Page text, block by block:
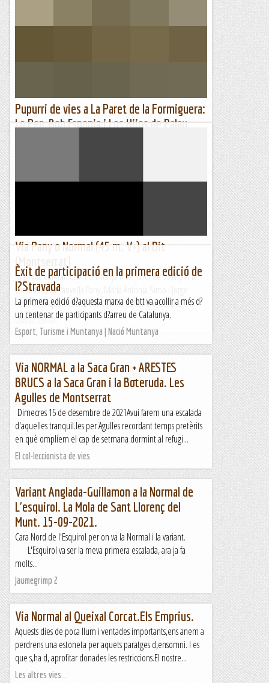
amb un doble objectiu: gaudir de la muntanya solitària en
Pupurri de vies a La Paret de la Formiguera:
Lo Pep, Bob Esponja i Los Hijos de Palau.
diferència d'ara que ens estem fregint de calor, fèia...
Via Pany o Normal (45 m. V+) al Dit
(Montserrat)
Magnífic itinerari obert un llunyà 6 de juliol de 1941 per la
cordada Jordi Panyella Pany, Maria Antònia Simó i Jorge
Ferrera, el qual recorre l'arrogant aresta nord del Dit...
Classic climber
Èxit de participació en la primera edició de
l?Stravada
La primera edició d?aquesta marxa de btt va acollir a més d?
un centenar de participants d?arreu de Catalunya.
Esport, Turisme i Muntanya | Nació Muntanya
Via NORMAL a la Saca Gran + ARESTES
BRUCS a la Saca Gran i la Boteruda. Les
Agulles de Montserrat
Dimecres 15 de desembre de 2021Avui farem una escalada
d'aquelles tranquil.les per Agulles recordant temps pretèrits
en què omplíem el cap de setmana dormint al refugi...
El col·leccionista de vies
Variant Anglada-Guillamon a la Normal de
L'esquirol. La Mola de Sant Llorenç del
Munt. 15-09-2021.
Cara Nord de l'Esquirol per on va la Normal i la variant.
L'Esquirol va ser la meva primera escalada, ara ja fa
molts...
Jaumegrimp 2
Via Normal al Queixal Corcat.Els Emprius.
Aquests dies de poca llum i ventades importants,ens anem a
perdrens una estoneta per aquets paratges d,ensomni. I es
que s,ha d, aprofitar donades les restriccions.El nostre...
Les altres vies...